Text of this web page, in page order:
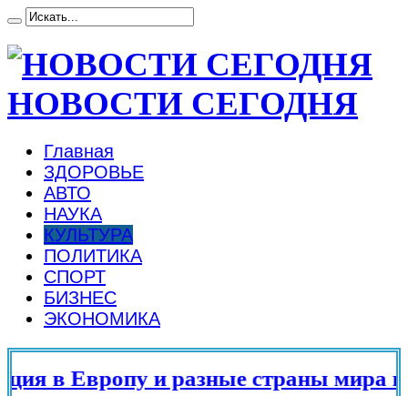
НОВОСТИ СЕГОДНЯ
Главная
ЗДОРОВЬЕ
АВТО
НАУКА
КУЛЬТУРА
ПОЛИТИКА
СПОРТ
БИЗНЕС
ЭКОНОМИКА
в Европу и разные страны мира в